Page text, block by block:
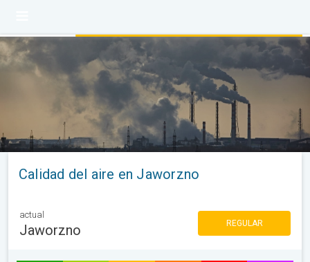
Calidad del aire en Jaworzno
actual
Jaworzno REGULAR